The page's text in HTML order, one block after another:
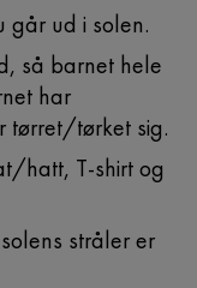
går ud i solen.
så barnet hele
har
tørret/tørket sig.
hatt, T-shirt og
stråler er